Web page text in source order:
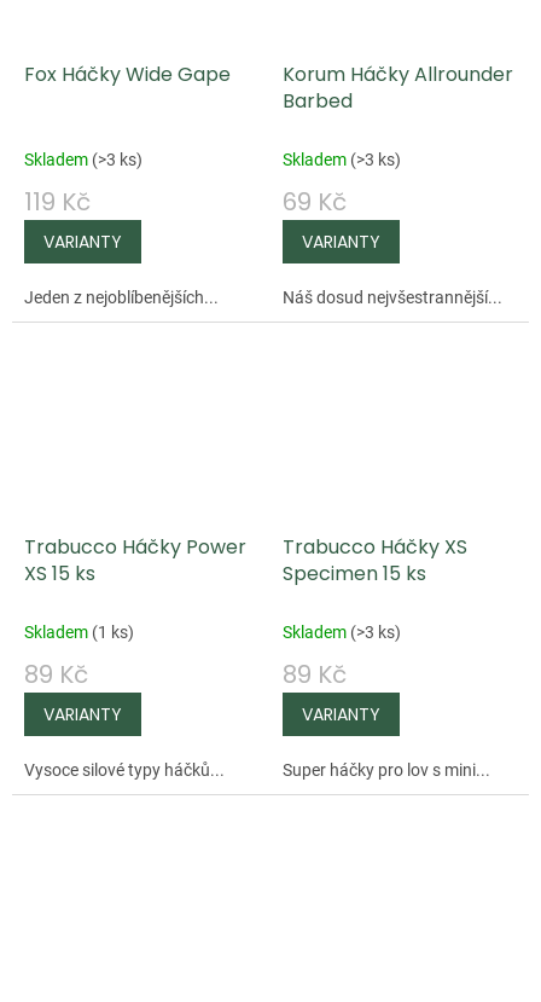
Fox Háčky Wide Gape
Skladem (>3 ks)
119 Kč
Jeden z nejoblíbenějších...
Korum Háčky Allrounder
Barbed
Skladem (>3 ks)
69 Kč
Náš dosud nejvšestrannější...
Trabucco Háčky Power
XS 15 ks
Skladem (1 ks)
89 Kč
Vysoce silové typy háčků...
Trabucco Háčky XS
Specimen 15 ks
Skladem (>3 ks)
89 Kč
Super háčky pro lov s mini...